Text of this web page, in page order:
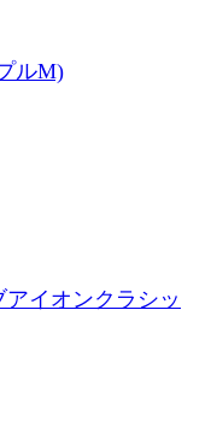
ルM)
イオンクラシッ